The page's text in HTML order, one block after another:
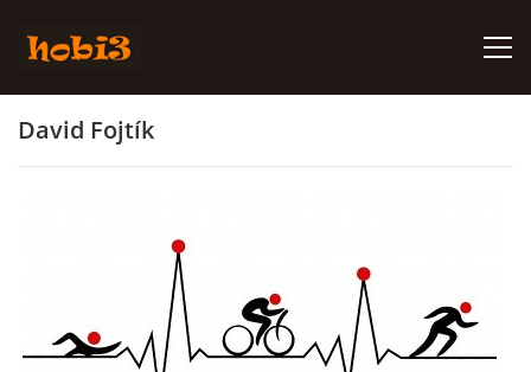
2028
2025
David Fojtík